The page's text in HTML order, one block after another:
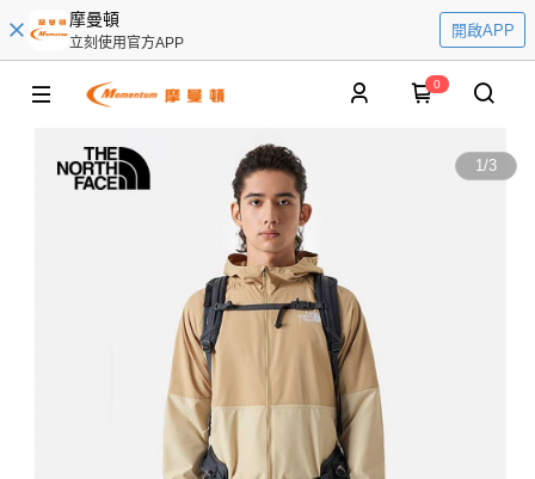
摩曼頓
立刻使用官方APP
開啟APP
0
1/3